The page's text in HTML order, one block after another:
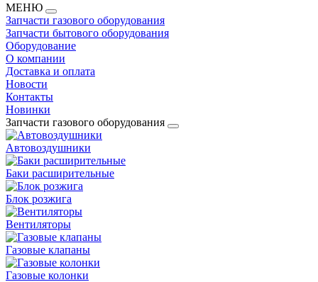
МЕНЮ
Запчасти газового оборудования
Запчасти бытового оборудования
Оборудование
О компании
Доставка и оплата
Новости
Контакты
Новинки
Запчасти газового оборудования
Автовоздушники
Баки расширительные
Блок розжига
Вентиляторы
Газовые клапаны
Газовые колонки